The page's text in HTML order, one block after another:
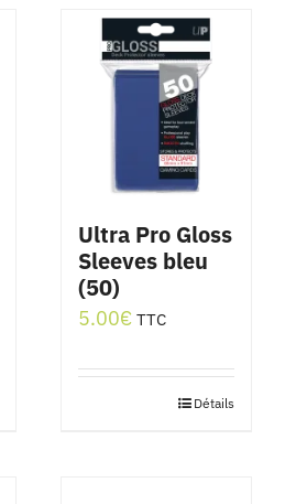
Ultra Pro Gloss
Sleeves bleu
(50)
5.00€ TTC
Détails